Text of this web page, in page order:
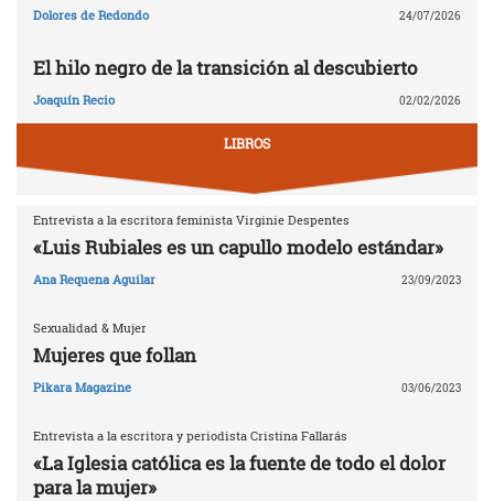
Dolores de Redondo 24/07/2026
El hilo negro de la transición al descubierto
Joaquín Recio 02/02/2026
LIBROS
Entrevista a la escritora feminista Virginie Despentes
«Luis Rubiales es un capullo modelo estándar»
Ana Requena Aguilar 23/09/2023
Sexualidad & Mujer
Mujeres que follan
Pikara Magazine 03/06/2023
Entrevista a la escritora y periodista Cristina Fallarás
«La Iglesia católica es la fuente de todo el dolor
para la mujer»